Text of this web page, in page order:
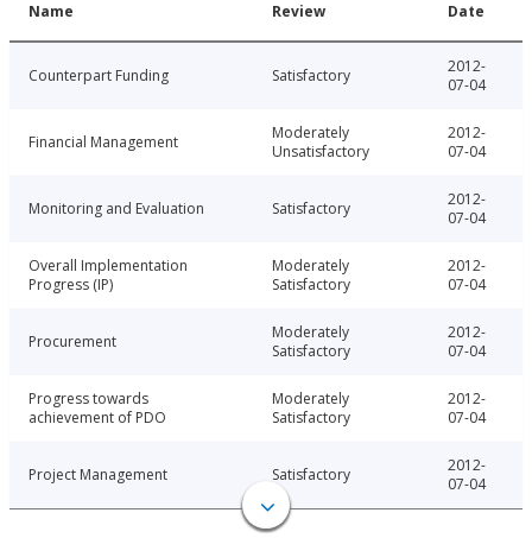
Name Review Date
Counterpart Funding Satisfactory
2012-
07-04
Financial Management
Moderately
Unsatisfactory
2012-
07-04
Monitoring and Evaluation Satisfactory
2012-
07-04
Overall Implementation
Progress (IP)
Moderately
Satisfactory
2012-
07-04
Procurement
Moderately
Satisfactory
2012-
07-04
Progress towards
achievement of PDO
Moderately
Satisfactory
2012-
07-04
Project Management Satisfactory
2012-
07-04